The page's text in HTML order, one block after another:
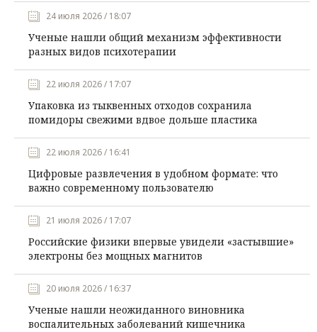
24 июля 2026 / 18:07
Ученые нашли общий механизм эффективности
разных видов психотерапии
22 июля 2026 / 17:07
Упаковка из тыквенных отходов сохранила
помидоры свежими вдвое дольше пластика
22 июля 2026 / 16:41
Цифровые развлечения в удобном формате: что
важно современному пользователю
21 июля 2026 / 17:07
Российские физики впервые увидели «застывшие»
электроны без мощных магнитов
20 июля 2026 / 16:37
Ученые нашли неожиданного виновника
воспалительных заболеваний кишечника